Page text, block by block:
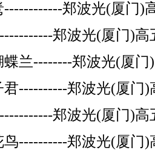
郑波光(厦门)
郑波光(厦门)
兰--------郑波光(厦
----------郑波光(厦门
郑波光(厦门)高
----------郑波光(厦门